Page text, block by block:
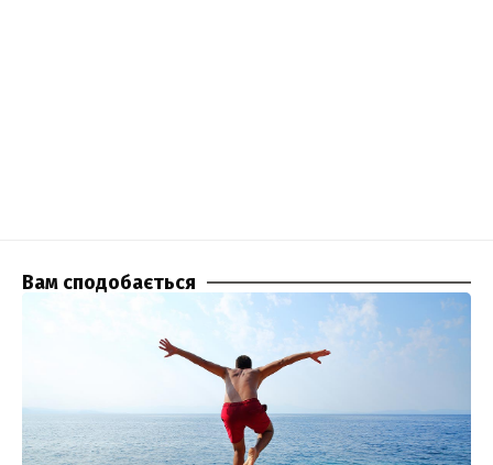
Вам сподобається